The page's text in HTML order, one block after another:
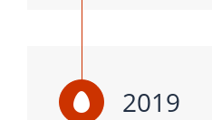
2019